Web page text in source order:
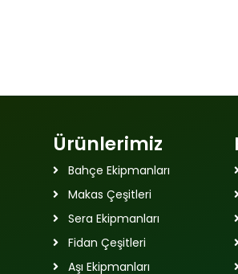
Ürünlerimiz
Bahçe Ekipmanları
Makas Çeşitleri
Sera Ekipmanları
Fidan Çeşitleri
Aşı Ekipmanları